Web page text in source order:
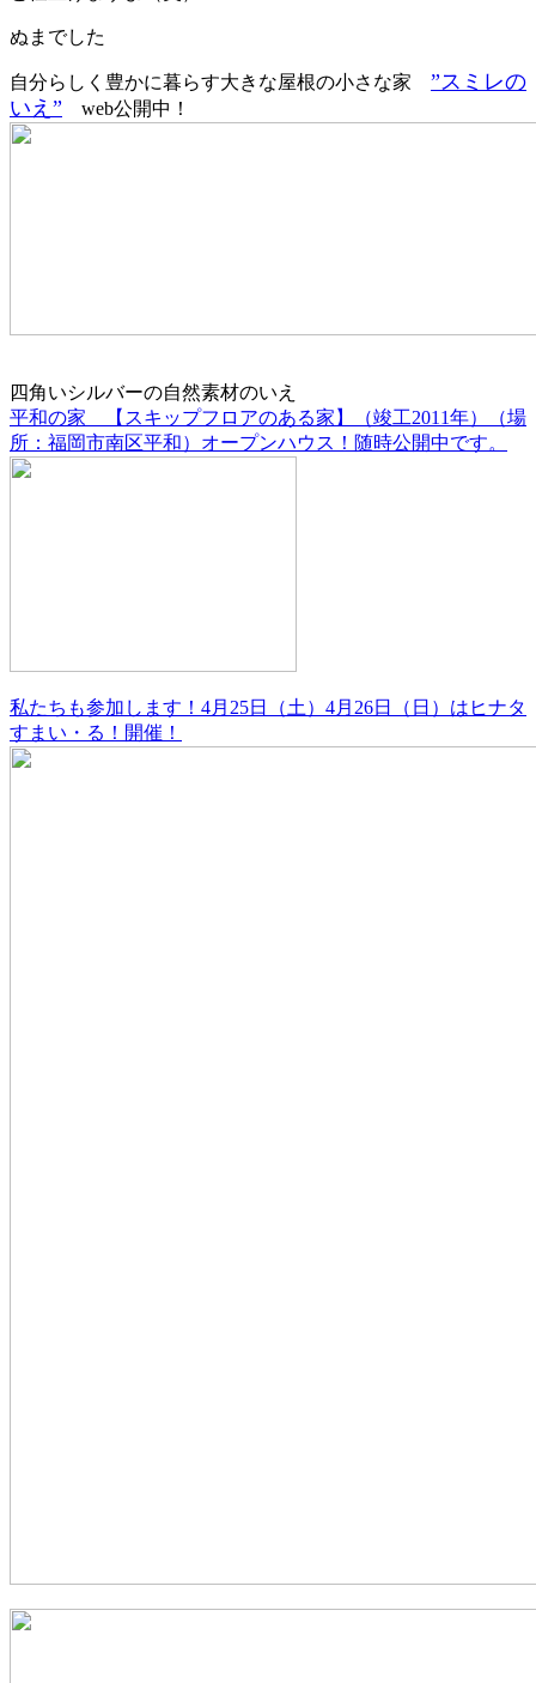
ぬまでした
自分らしく豊かに暮らす大きな屋根の小さな家 ”スミレの
いえ” web公開中！
四角いシルバーの自然素材のいえ
平和の家 【スキップフロアのある家】（竣工2011年）（場
所：福岡市南区平和）オープンハウス！随時公開中です。
私たちも参加します！4月25日（土）4月26日（日）はヒナタ
すまい・る！開催！